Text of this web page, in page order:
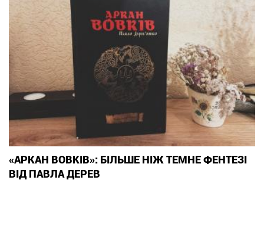
«АРКАН ВОВКІВ»: БІЛЬШЕ НІЖ ТЕМНЕ ФЕНТЕЗІ
ВІД ПАВЛА ДЕРЕВ